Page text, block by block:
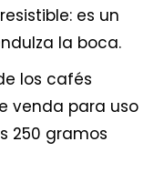
es un
la boca.
los cafés
venda para uso
250 gramos